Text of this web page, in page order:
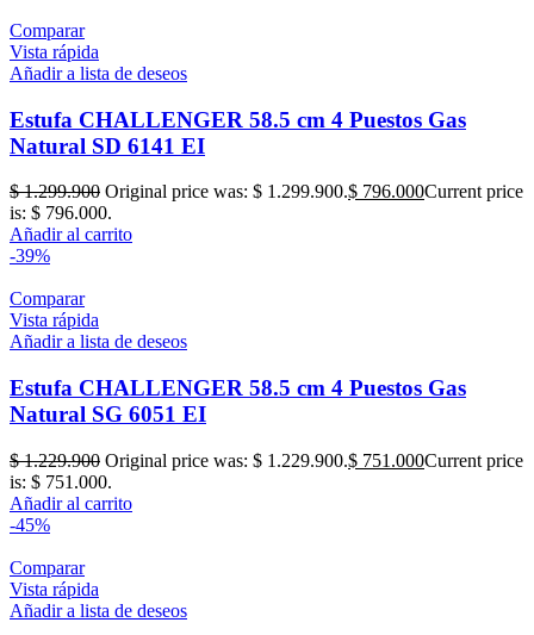
Comparar
Vista rápida
Añadir a lista de deseos
Estufa CHALLENGER 58.5 cm 4 Puestos Gas
Natural SD 6141 EI
$1.299.900 Original price was: $ 1.299.900.$ 796.000Current price
is: $ 796.000.
Añadir al carrito
-39%
Comparar
Vista rápida
Añadir a lista de deseos
Estufa CHALLENGER 58.5 cm 4 Puestos Gas
Natural SG 6051 EI
$1.229.900 Original price was: $ 1.229.900.$ 751.000Current price
is: $ 751.000.
Añadir al carrito
-45%
Comparar
Vista rápida
Añadir a lista de deseos